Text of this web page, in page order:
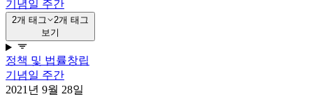
기념일 주간
2개 태그
2개 태그
보기
정책 및 법률창립
기념일 주간
2021년 9월 28일